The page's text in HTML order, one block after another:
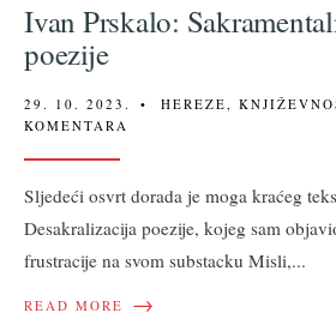
Ivan Prskalo:
poezije
29. 10. 2023. • HEREZE,
KOMENTARA
Sljedeći osvrt dorada je moga kraćeg
Desakralizacija poezije, kojeg sam
frustracije na svom substacku Misli,...
READ MORE →